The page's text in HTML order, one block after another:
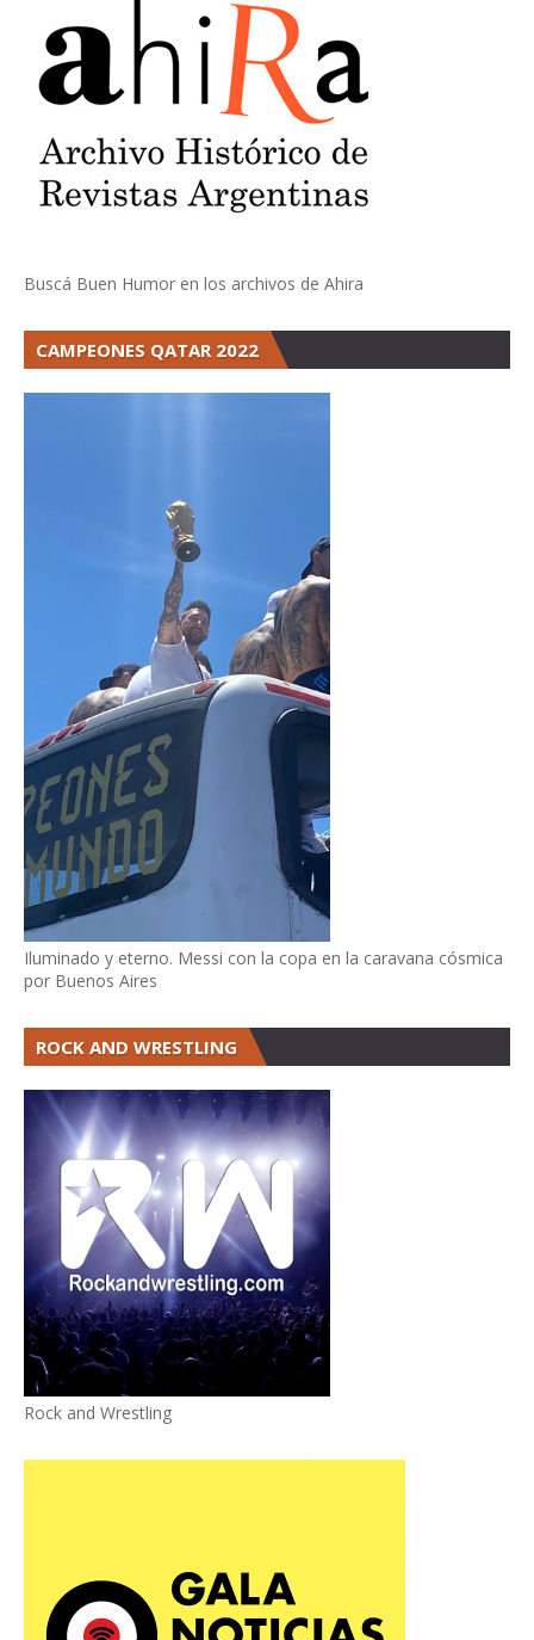
Buscá Buen Humor en los archivos de Ahira
CAMPEONES QATAR 2022
Iluminado y eterno. Messi con la copa en la caravana cósmica
por Buenos Aires
ROCK AND WRESTLING
Rock and Wrestling